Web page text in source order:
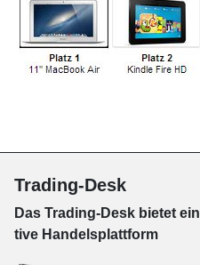
Trading-Desk
Das Trading-Desk bie­tet
tive Han­dels­platt­form